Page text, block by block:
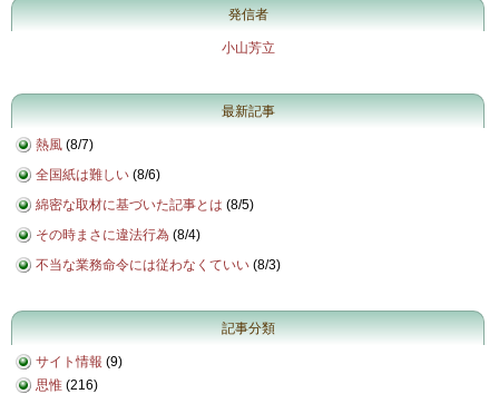
発信者
小山芳立
最新記事
熱風 (8/7)
全国紙は難しい (8/6)
綿密な取材に基づいた記事とは (8/5)
その時まさに違法行為 (8/4)
不当な業務命令には従わなくていい (8/3)
記事分類
サイト情報 (9)
思惟 (216)